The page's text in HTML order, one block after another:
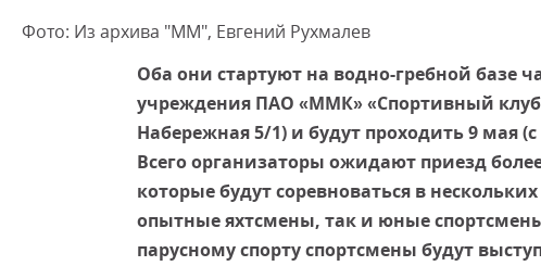
Фото: Из архива "ММ", Евгений Рухмалев
Оба они стартуют на водно-гребной базе
учреждения ПАО «ММК» «Спортивный клуб
Набережная 5/1) и будут проходить 9 мая (с
Всего организаторы ожидают приезд
которые будут соревноваться в
опытные яхтсмены, так и юные
парусному спорту спортсмены будут